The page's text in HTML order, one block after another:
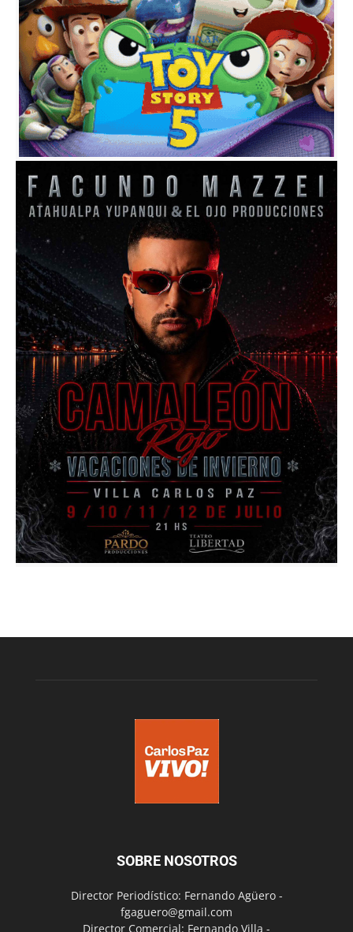
SOBRE NOSOTROS
Director Periodístico: Fernando Agüero -
fgaguero@gmail.com
Director Comercial: Fernando Villa -